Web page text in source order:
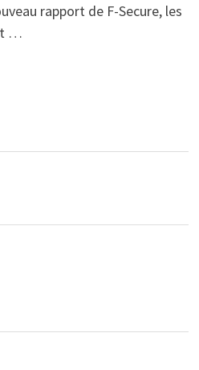
rapport de F-Secure, les
…